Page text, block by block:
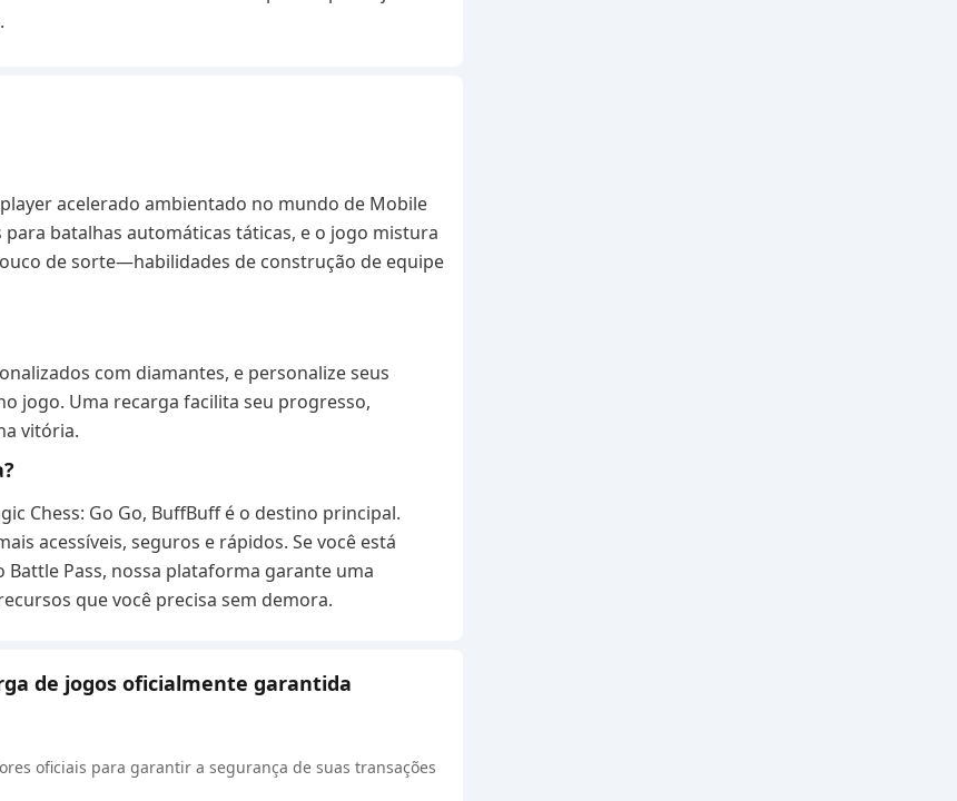
acelerado ambientado no mundo de Mobile
batalhas automáticas táticas, e o jogo mistura
de sorte—habilidades de construção de equipe
com diamantes, e personalize seus
jogo. Uma recarga facilita seu progresso,
vitória.
Chess: Go Go, BuffBuff é o destino principal.
acessíveis, seguros e rápidos. Se você está
Pass, nossa plataforma garante uma
que você precisa sem demora.
de jogos oficialmente garantida
oficiais para garantir a segurança de suas transações